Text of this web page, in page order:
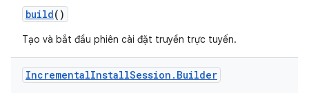
build()
Tạo và bắt đầu phiên cài đặt truyền trực tuyến.
IncrementalInstallSession . Builder